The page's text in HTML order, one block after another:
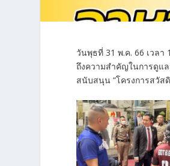
วันพุธที่ 31 พ.ค. 66 เวลา
ถึงความสำคัญในการดูแ
สนับสนุน “โครงการสวัส